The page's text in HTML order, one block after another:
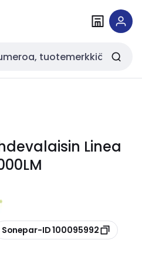
Linea
Sonepar-ID 100095992